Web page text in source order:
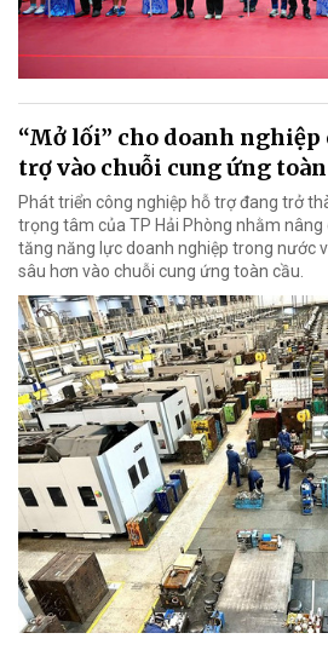
“Mở lối” cho doanh
trợ vào chuỗi cung ứng toàn
Phát triển công nghiệp hỗ trợ đang trở
trọng tâm của TP Hải Phòng nhằm nâng
tăng năng lực doanh nghiệp trong nước
sâu hơn vào chuỗi cung ứng toàn cầu.